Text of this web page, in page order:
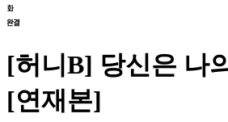
[허니B] 당신은 나
[연재본]